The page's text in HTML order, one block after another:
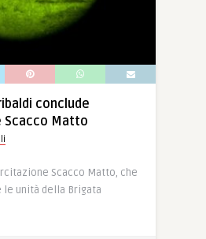
conclude
Scacco Matto
Scacco Matto, che
le unità della Brigata